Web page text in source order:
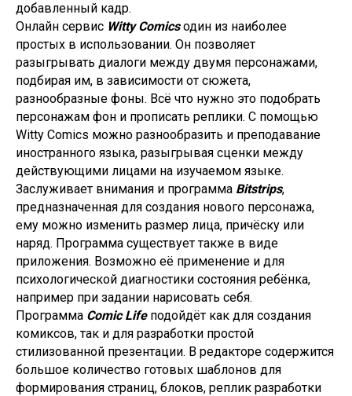
добавленный кадр.
Онлайн сервис Witty Comicsодин из наиболее
простых в использовании. Он позволяет
разыгрывать диалоги между двумя персонажами,
подбирая им, в зависимости от сюжета,
разнообразные фоны. Всё что нужно это подобрать
персонажам фон и прописать реплики. С помощью
Witty Comics можно разнообразить и преподавание
иностранного языка, разыгрывая сценки между
действующими лицами на изучаемом языке.
Заслуживает внимания и программа Bitstrips,
предназначенная для создания нового персонажа,
ему можно изменить размер лица, причёску или
наряд. Программа существует также в виде
приложения. Возможно её применение и для
психологической диагностики состояния ребёнка,
например при задании нарисовать себя.
Программа Comic Lifeподойдёт как для создания
комиксов, так и для разработки простой
стилизованной презентации. В редакторе содержится
большое количество готовых шаблонов для
формирования страниц, блоков, реплик разработки